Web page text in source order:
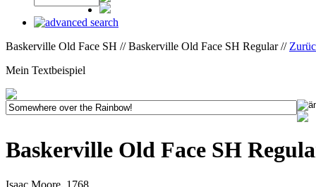
Baskerville Old Face SH // Baskerville Old Face SH Regular //
Mein Textbeispiel
Baskerville Old Face SH
Isaac Moore, 1768